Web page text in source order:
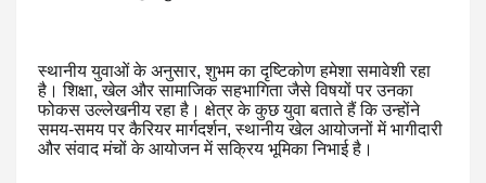
स्थानीय युवाओं के अनुसार, शुभम का दृष्टिकोण हमेशा समावेशी रहा
है। शिक्षा, खेल और सामाजिक सहभागिता जैसे विषयों पर उनका
फोकस उल्लेखनीय रहा है। क्षेत्र के कुछ युवा बताते हैं कि उन्होंने
समय-समय पर कैरियर मार्गदर्शन, स्थानीय खेल आयोजनों में भागीदारी
और संवाद मंचों के आयोजन में सक्रिय भूमिका निभाई है।